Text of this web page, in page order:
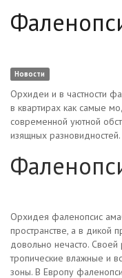
Новости
Орхидеи и в частности
в квартирах как самые
современной уютной
изящных разновидностей.
Орхидея фаленопсис
пространстве, а в дикой
довольно нечасто. Своей
тропические влажные и
зоны. В Европу